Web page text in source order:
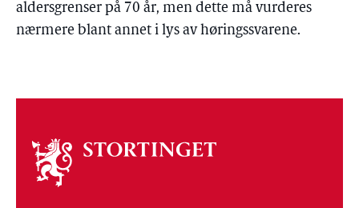
aldersgrenser på 70 år, men dette må vurderes
nærmere blant annet i lys av høringssvarene.
Om
stortinget